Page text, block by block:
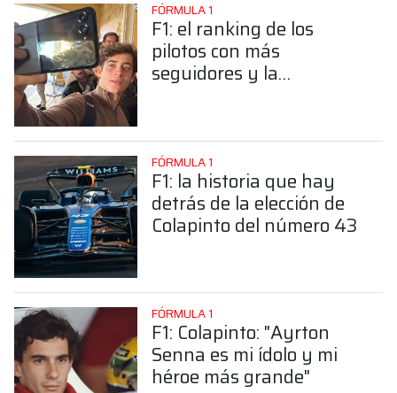
FÓRMULA 1
F1: el ranking de los
pilotos con más
seguidores y la
FÓRMULA 1
F1: la historia que hay
detrás de la elección de
Colapinto del número 43
FÓRMULA 1
F1: Colapinto: "Ayrton
Senna es mi ídolo y mi
héroe más grande"